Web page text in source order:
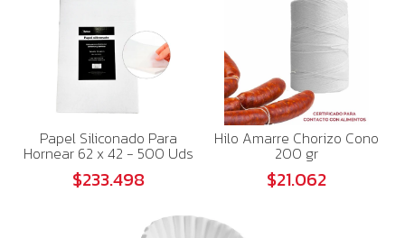
Papel Siliconado Para
Hornear 62 x 42 - 500 Uds
$233.498
Hilo Amarre Chorizo Cono
200 gr
$21.062